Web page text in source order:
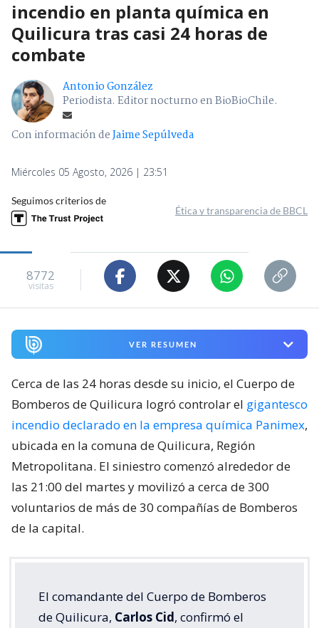
incendio en planta química en
Quilicura tras casi 24 horas de
combate
Antonio González
Periodista. Editor nocturno en BioBioChile.
Con información deJaime Sepúlveda
Miércoles 05 Agosto, 2026 | 23:51
Seguimos criterios de
Ética y transparencia de BBCL
8772
visitas
VER RESUMEN
Cerca de las 24 horas desde su inicio, el Cuerpo de
Bomberos de Quilicura logró controlar el gigantesco
incendio declarado en la empresa química Panimex,
ubicada en la comuna de Quilicura, Región
Metropolitana. El siniestro comenzó alrededor de
las 21:00 del martes y movilizó a cerca de 300
voluntarios de más de 30 compañías de Bomberos
de la capital.
El comandante del Cuerpo de Bomberos
de Quilicura, Carlos Cid, confirmó el